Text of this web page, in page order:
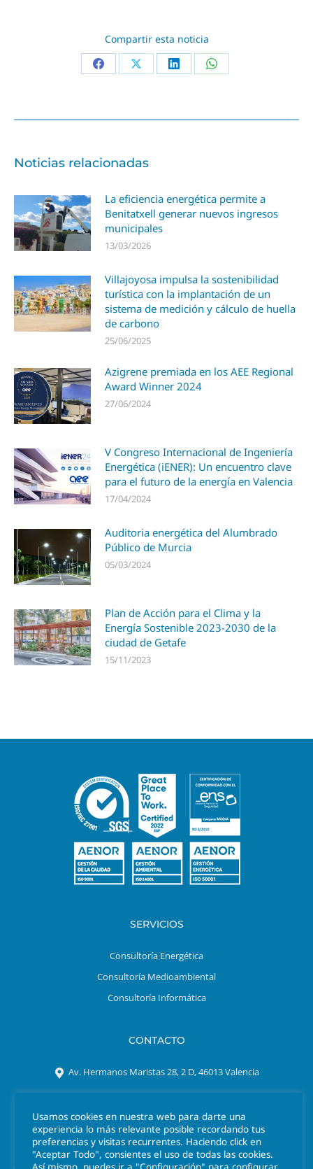
Compartir esta noticia
Noticias relacionadas
La eficiencia energética permite a
Benitatxell generar nuevos ingresos
municipales
13/03/2026
Villajoyosa impulsa la sostenibilidad
turística con la implantación de un
sistema de medición y cálculo de huella
de carbono
25/06/2025
Azigrene premiada en los AEE Regional
Award Winner 2024
27/06/2024
V Congreso Internacional de Ingeniería
Energética (iENER): Un encuentro clave
para el futuro de la energía en Valencia
17/04/2024
Auditoria energética del Alumbrado
Público de Murcia
05/03/2024
Plan de Acción para el Clima y la
Energía Sostenible 2023-2030 de la
ciudad de Getafe
15/11/2023
SERVICIOS
Consultoría Energética
Consultoría Medioambiental
Consultoría Informática
CONTACTO
Av. Hermanos Maristas 28, 2 D, 46013 Valencia
Tel. 963 301 641
azigrene@azigrene.es
Usamos cookies en nuestra web para darte una
experiencia lo más relevante posible recordando tus
preferencias y visitas recurrentes. Haciendo click en
"Aceptar Todo", consientes el uso de todas las cookies.